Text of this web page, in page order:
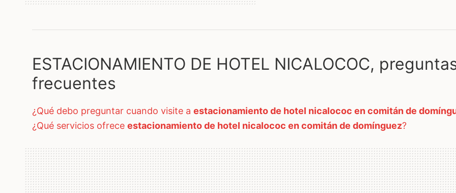
ESTACIONAMIENTO DE HOTEL NICALOCOC,
frecuentes
¿qué debo preguntar cuando visite a estacionamiento de hotel nicalococ en comitán de
¿qué servicios ofrece estacionamiento de hotel nicalococ en comitán de domínguez?